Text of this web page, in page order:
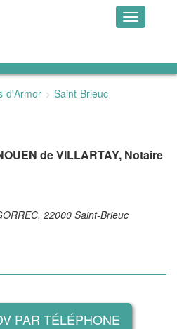
Toggle
navigation
d'Armor Saint-Brieuc
de VILLARTAY, Notaire
22000 Saint-Brieuc
PAR TÉLÉPHONE